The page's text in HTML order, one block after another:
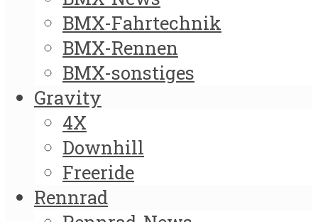
BMX-Fahrtechnik
BMX-Rennen
BMX-sonstiges
Gravity
4X
Downhill
Freeride
Rennrad